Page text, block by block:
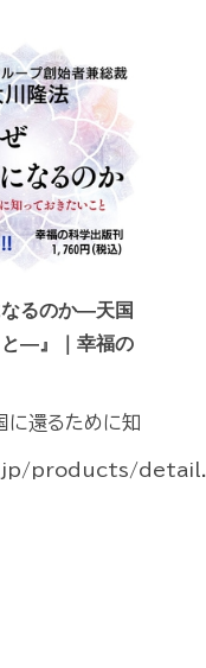
るのか―天国
と―』｜幸福の
に還るために知
products/